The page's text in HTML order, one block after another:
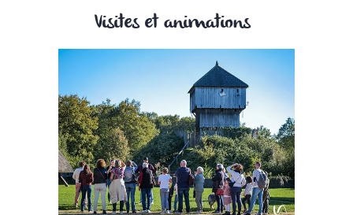
Visites et animations